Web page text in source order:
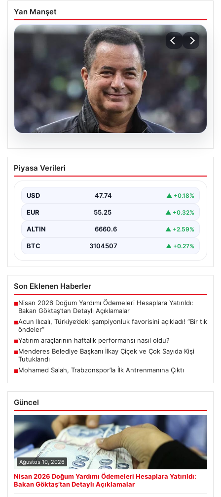
Yan Manşet
09.08.2026
Acun Ilıcalı, Türkiye’deki şampiyonluk
favorisini açıkladı! “Bir tık öndeler”
Piyasa Verileri
USD 47.74 ▲ +0.18%
EUR 55.25 ▲ +0.32%
ALTIN 6660.6 ▲ +2.59%
BTC 3104507 ▲ +0.27%
Son Eklenen Haberler
■Nisan 2026 Doğum Yardımı Ödemeleri Hesaplara Yatırıldı:
Bakan Göktaş’tan Detaylı Açıklamalar
■Acun Ilıcalı, Türkiye’deki şampiyonluk favorisini açıkladı! “Bir tık
öndeler”
■Yatırım araçlarının haftalık performansı nasıl oldu?
■Menderes Belediye Başkanı İlkay Çiçek ve Çok Sayıda Kişi
Tutuklandı
■Mohamed Salah, Trabzonspor’la İlk Antrenmanına Çıktı
Güncel
Ağustos 10, 2026
Nisan 2026 Doğum Yardımı Ödemeleri Hesaplara Yatırıldı:
Bakan Göktaş’tan Detaylı Açıklamalar